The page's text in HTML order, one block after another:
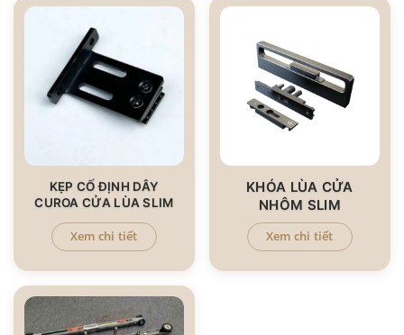
KẸP CỐ ĐỊNH DÂY
CUROA CỬA LÙA SLIM
Xem chi tiết
KHÓA LÙA CỬA
NHÔM SLIM
Xem chi tiết